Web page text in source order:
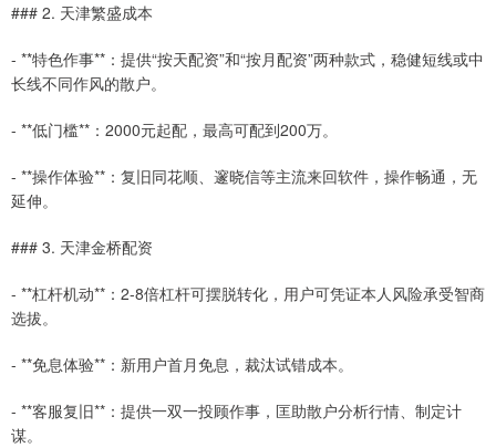
### 2. 天津繁盛成本
- **特色作事**：提供“按天配资”和“按月配资”两种款式，稳健短线或中
长线不同作风的散户。
- **低门槛**：2000元起配，最高可配到200万。
- **操作体验**：复旧同花顺、邃晓信等主流来回软件，操作畅通，无
延伸。
### 3. 天津金桥配资
- **杠杆机动**：2-8倍杠杆可摆脱转化，用户可凭证本人风险承受智商
选拔。
- **免息体验**：新用户首月免息，裁汰试错成本。
- **客服复旧**：提供一双一投顾作事，匡助散户分析行情、制定计
谋。